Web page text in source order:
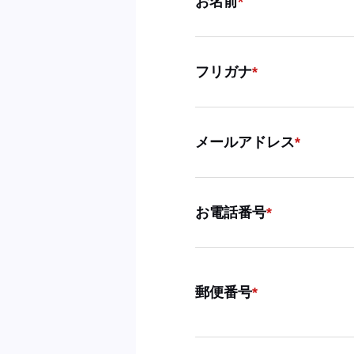
フリガナ
メールアドレス
お電話番号
郵便番号